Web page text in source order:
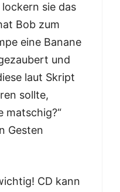
sie das
Bob zum
eine Banane
und
laut Skript
sollte,
matschig?“
Gesten
CD kann